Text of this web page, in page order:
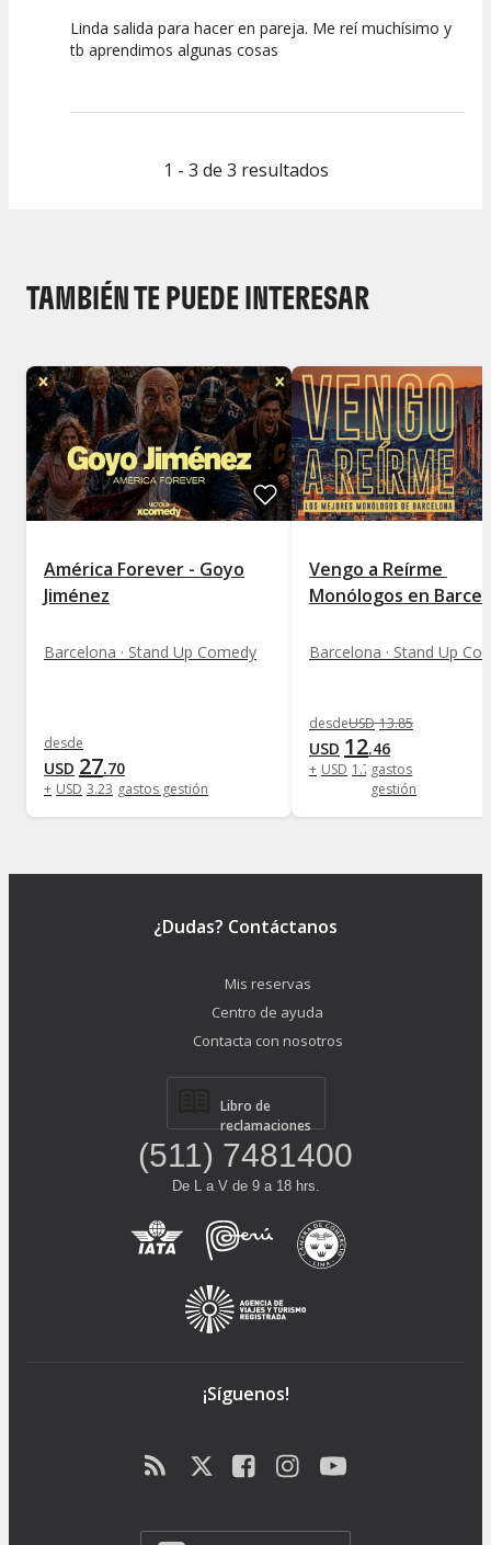
10 10 10
Linda salida para hacer en pareja. Me reí muchísimo y
tb aprendimos algunas cosas
1 - 3 de 3 resultados
TAMBIÉN TE PUEDE INTERESAR
América Forever - Goyo
Jiménez
Barcelona · Stand Up Comedy
desde
USD 27.70
+ USD 3.23 gastos gestión
Vengo a Reírme 
Monólogos en
Barcelona · Stand Up
desdeUSD 13.85
USD 12.46
+ USD 1 .73gastos
gestión
¿Dudas? Contáctanos
Mis reservas
Centro de ayuda
Contacta con nosotros
Libro de
reclamaciones
(511) 7481400
De L a V de 9 a 18 hrs.
¡Síguenos!